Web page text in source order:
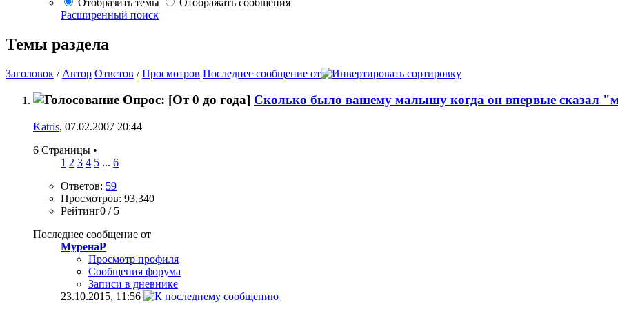
Отобразить темы
Отображать сообщения
Расширенный поиск
Темы раздела
Заголовок / Автор Ответов /Просмотров Последнее сообщение от
Опрос: [От 0 до года] Сколько было вашему малышу когда он впервые сказал
Katris, 07.02.2007 20:44
6 Страницы •
1 2 3 4 5 ... 6
Ответов: 59
Просмотров: 93,340
Рейтинг0 / 5
Последнее сообщение от
МуренаР
Просмотр профиля
Сообщения форума
Записи в дневнике
23.10.2015, 11:56